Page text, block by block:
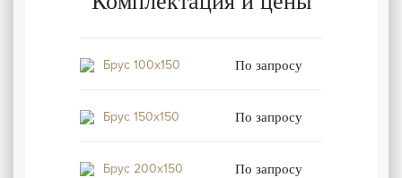
Брус 100x150 По запросу
Брус 150x150 По запросу
Брус 200x150 По запросу